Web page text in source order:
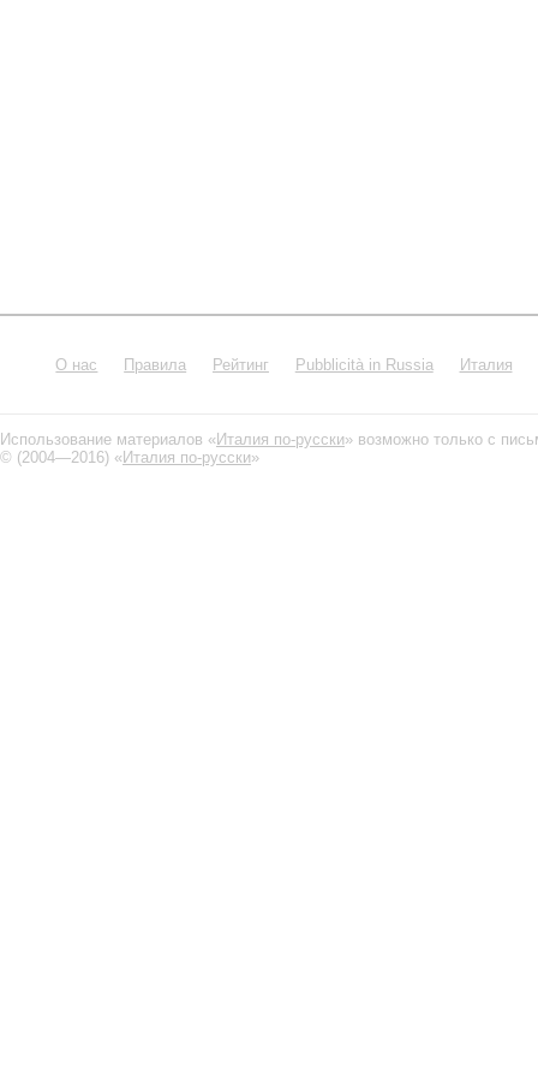
О нас Правила Рейтинг Pubblicità in Russia Италия
Использование материалов «Италия по-русски» возможно только с
© (2004—2016) «Италия по-русски»